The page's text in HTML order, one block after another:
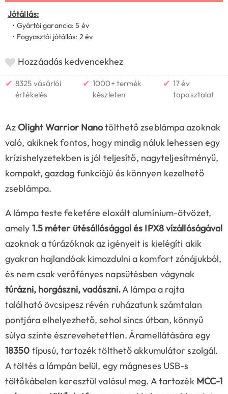
Jótállás:
• Gyártói garancia: 5 év
• Fogyasztói jótállás: 2 év
Hozzáadás kedvencekhez
✔ 8325 vásárlói
értékelés
✔ 1000+ termék
készleten
✔ 17 év
tapasztalat
AzOlight Warrior Nanotölthető zseblámpa azoknak
való, akiknek fontos, hogy mindig náluk lehessen egy
krízishelyzetekben is jól teljesítő, nagyteljesítményű,
kompakt, gazdag funkciójú és könnyen kezelhető
zseblámpa.
A lámpa teste feketére eloxált alumínium-ötvözet,
amely 1.5 méter ütésállósággal és IPX8 vízállóságával
azoknak a túrázóknak az igényeit is kielégíti akik
gyakran hajlandóak kimozdulni a komfort zónájukból,
és nem csak verőfényes napsütésben vágynak
túrázni, horgászni, vadászni.A lámpa a rajta
található övcsipesz révén ruházatunk számtalan
pontjára elhelyezhető, sehol sincs útban, könnyű
súlya szinte észrevehetettlen. Áramellátására egy
18350 típusú, tartozék tölthető akkumulátor szolgál.
A töltés a lámpán belül, egy mágneses USB-s
töltőkábelen keresztül valósul meg. A tartozékMCC-1